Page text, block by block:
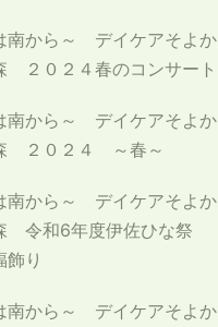
南から～ デイケアそよか
２０２４春のコンサート
南から～ デイケアそよか
２０２４ ～春～
南から～ デイケアそよか
令和6年度伊佐ひな祭
り
南から～ デイケアそよか